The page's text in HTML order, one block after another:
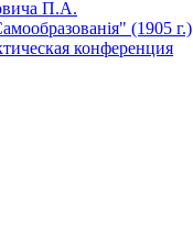
П.А.
(1905 г.)
конференция